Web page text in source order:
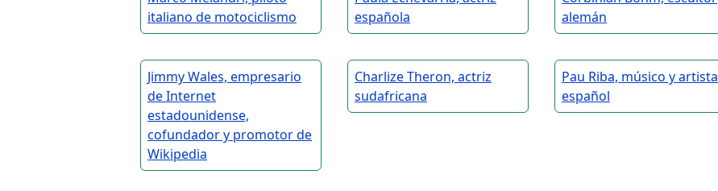
italiano de motociclismo
española
alemán
Jimmy Wales, empresario
de Internet
estadounidense,
cofundador y promotor de
Wikipedia
Charlize Theron, actriz
sudafricana
Pau Riba, músico y artista
español